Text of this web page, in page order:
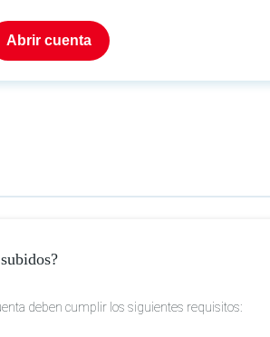
Abrir cuenta
deben cumplir los siguientes requisitos: